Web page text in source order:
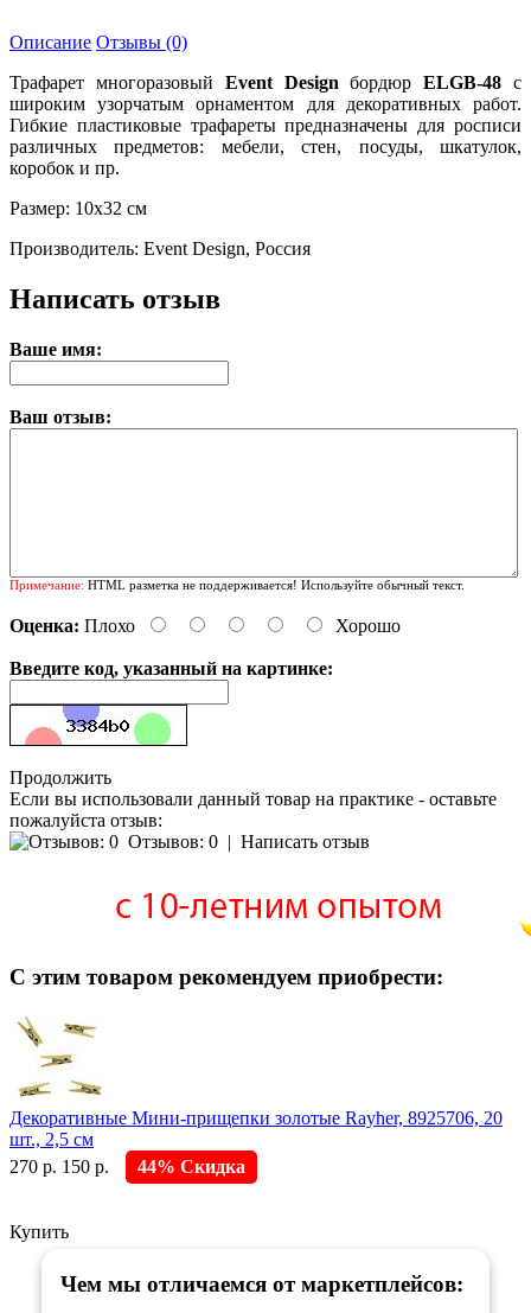
Описание Отзывы (0)
Трафарет многоразовый Event Design бордюрELGB-48с
широким узорчатым орнаментом для декоративных работ.
Гибкие пластиковые трафареты предназначены для росписи
различных предметов: мебели, стен, посуды, шкатулок,
коробок и пр.
Размер: 10х32 см
Производитель: Event Design, Россия
Написать отзыв
Ваше имя:
Ваш отзыв:
Примечание: HTML разметка не поддерживается! Используйте обычный текст.
Оценка: Плохо Хорошо
Введите код, указанный на картинке:
Продолжить
Если вы использовали данный товар на практике - оставьте
пожалуйста отзыв:
Отзывов: 0 | Написать отзыв
С этим товаром рекомендуем приобрести:
Декоративные Мини-прищепки золотые Rayher, 8925706, 20
шт., 2,5 см
270 р. 150 р. 44% Скидка
Купить
Чем мы отличаемся от маркетплейсов: